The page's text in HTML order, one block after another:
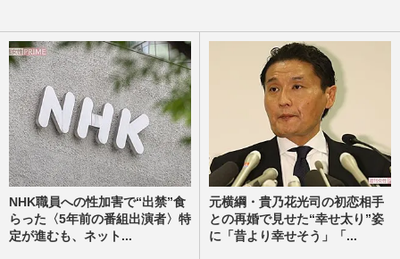
NHK職員への性加害で“出禁”食
らった〈5年前の番組出演者〉特
定が進むも、ネット...
元横綱・貴乃花光司の初恋相手
との再婚で見せた“幸せ太り”姿
に「昔より幸せそう」「...